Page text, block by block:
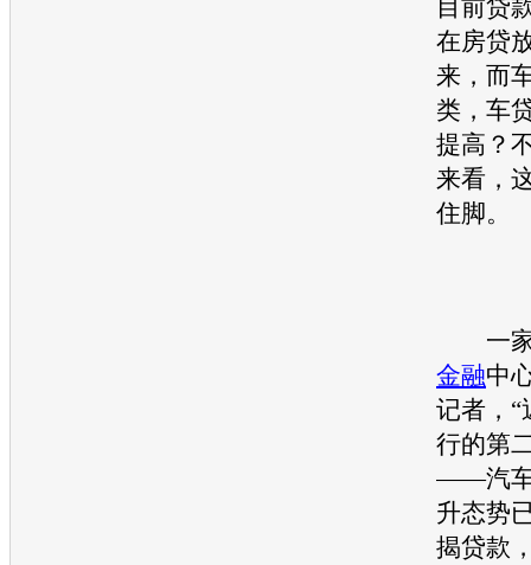
目前贷
在房贷
来，而
类，车
提高？
来看，
住脚。
一家
金融中
记者，“
行的第
——汽车
升态势
揭贷款